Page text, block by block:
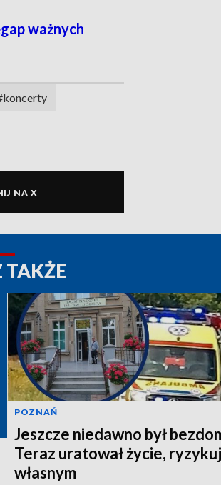
ważnych
NA X
TAKŻE
POZNAŃ
Jeszcze niedawno był
Teraz uratował życie,
własnym